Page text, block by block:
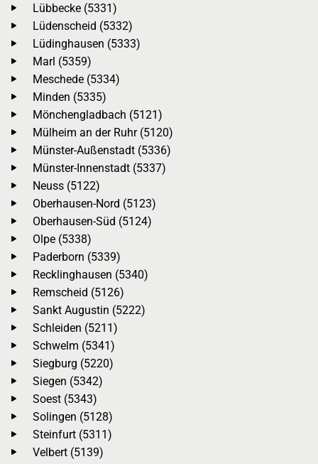
Lübbecke (5331)
Lüdenscheid (5332)
Lüdinghausen (5333)
Marl (5359)
Meschede (5334)
Minden (5335)
Mönchengladbach (5121)
Mülheim an der Ruhr (5120)
Münster-Außenstadt (5336)
Münster-Innenstadt (5337)
Neuss (5122)
Oberhausen-Nord (5123)
Oberhausen-Süd (5124)
Olpe (5338)
Paderborn (5339)
Recklinghausen (5340)
Remscheid (5126)
Sankt Augustin (5222)
Schleiden (5211)
Schwelm (5341)
Siegburg (5220)
Siegen (5342)
Soest (5343)
Solingen (5128)
Steinfurt (5311)
Velbert (5139)